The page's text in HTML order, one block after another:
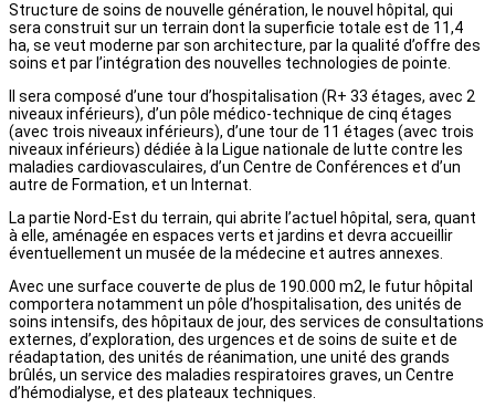
Structure de soins de nouvelle génération, le nouvel hôpital, qui
sera construit sur un terrain dont la superficie totale est de 11,4
ha, se veut moderne par son architecture, par la qualité d’offre des
soins et par l’intégration des nouvelles technologies de pointe.
Il sera composé d’une tour d’hospitalisation (R+ 33 étages, avec 2
niveaux inférieurs), d’un pôle médico-technique de cinq étages
(avec trois niveaux inférieurs), d’une tour de 11 étages (avec trois
niveaux inférieurs) dédiée à la Ligue nationale de lutte contre les
maladies cardiovasculaires, d’un Centre de Conférences et d’un
autre de Formation, et un Internat.
La partie Nord-Est du terrain, qui abrite l’actuel hôpital, sera, quant
à elle, aménagée en espaces verts et jardins et devra accueillir
éventuellement un musée de la médecine et autres annexes.
Avec une surface couverte de plus de 190.000 m2, le futur hôpital
comportera notamment un pôle d’hospitalisation, des unités de
soins intensifs, des hôpitaux de jour, des services de consultations
externes, d’exploration, des urgences et de soins de suite et de
réadaptation, des unités de réanimation, une unité des grands
brûlés, un service des maladies respiratoires graves, un Centre
d’hémodialyse, et des plateaux techniques.